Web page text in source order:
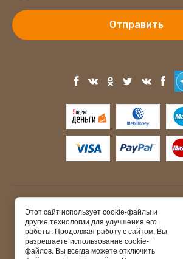
Отправить
Copyright © 2015 - 2026
Этот сайт использует cookie-файлы и
другие технологии для улучшения его
работы. Продолжая работу с сайтом, Вы
разрешаете использование cookie-
файлов. Вы всегда можете отключить